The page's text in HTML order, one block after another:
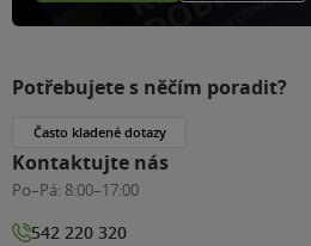
Potřebujete s něčím poradit?
Často kladené dotazy
Kontaktujte nás
Po–Pá: 8:00–17:00
542 220 320